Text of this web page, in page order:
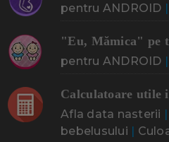
pentru ANDROID |
"Eu, Mămica" pe
pentru ANDROID |
Calculatoare utile
Afla data nasterii |
bebelusului |